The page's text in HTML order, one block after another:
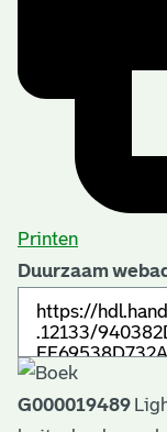
Printen
Duurzaam
G000019489